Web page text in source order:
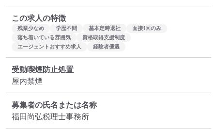
この求人の特徴
残業少なめ 学歴不問 基本定時退社
面接1回のみ
落ち着いている雰囲気
資格取得支援制度
エージェントおすすめ求人
経験者優遇
受動喫煙防止処置
屋内禁煙
募集者の氏名または名称
福田尚弘税理士事務所